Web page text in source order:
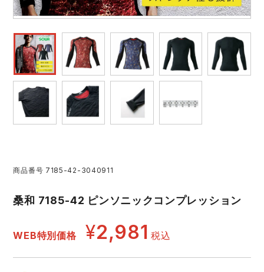
作業用ポロシャツ
安全保護具
レインウェア・カッパ
ヤッケ
ファン付き作業着・空調服
コンプレッションウェアランキング
作業用ポロシャツランキング
作業用手袋ランキング
レインウェアランキング
住商モンブラン ボンマックス
GUSH FORCE CUP
GDジャパン カーシーカシマ
シンメン 日進ゴム
飲食店ユニフォーム
運送・倉庫作業服
清掃・ビルメンテ作業服
夜間・高視認性安全服
商品番号 7185-42-3040911
桑和 7185-42 ピンソニックコンプレッション
WEB特別価格 ¥2,981 税込